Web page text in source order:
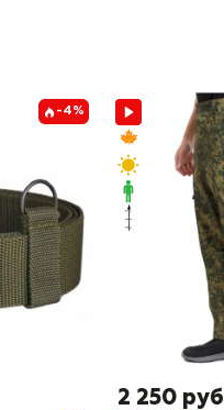
-4%
2 250 руб